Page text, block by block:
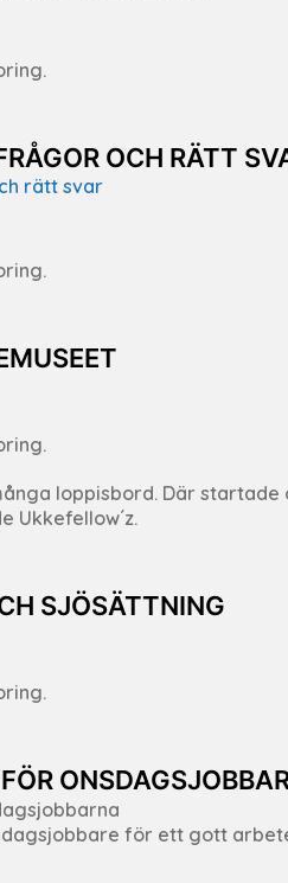
OCH RÄTT
loppisbord. Där
Ukkefellow´z.
SJÖSÄTTNING
för ett gott